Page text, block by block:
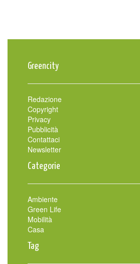
Greencity
Redazione
Copyright
Privacy
Pubblicità
Contattaci
Newsletter
Categorie
Ambiente
Green Life
Mobilità
Casa
Tag